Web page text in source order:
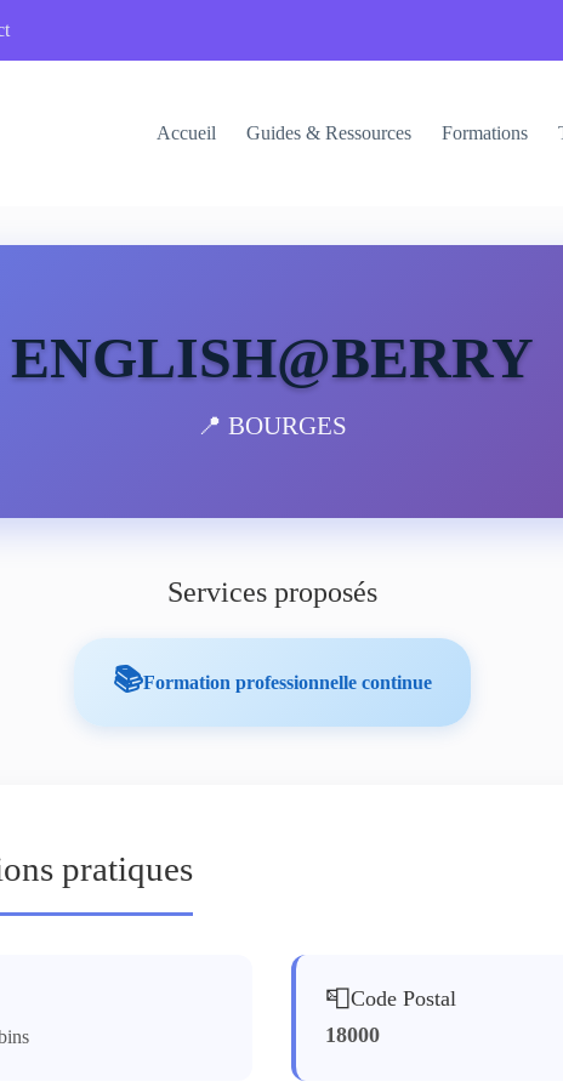
Accueil Guides & Ressources Formations
ENGLISH@BERRY
📍 BOURGES
Services proposés
📚Formation professionnelle continue
pratiques
📮Code Postal
18000